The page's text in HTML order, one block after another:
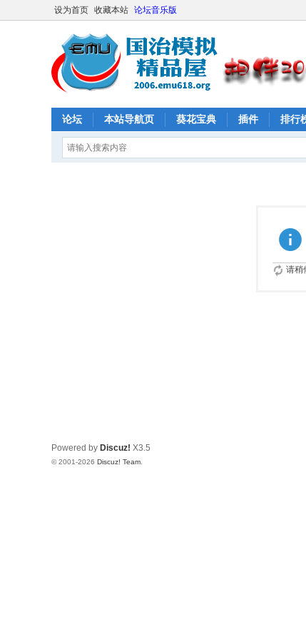
设为首页 收藏本站 论坛音乐版
论坛 本站导航页 葵花宝典 插件 排行
请稍
Powered by Discuz! X3.5
© 2001-2026 Discuz! Team